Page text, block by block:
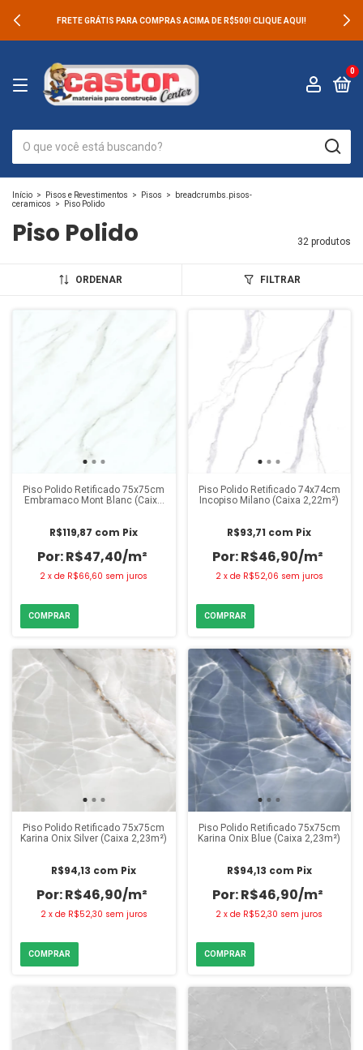
FRETE GRÁTIS PARA COMPRAS ACIMA DE R$500! CLIQUE AQUI!
0
Início > Pisos e Revestimentos > Pisos >
breadcrumbs.pisos-
ceramicos
> Piso Polido
Piso Polido 32 produtos
ORDENAR FILTRAR
Piso Polido Retificado 75x75cm
Embramaco Mont Blanc (Caixa
R$47,40/m²
R$119,87 com Pix
2 xde R$66,60 sem juros
Piso Polido Retificado 74x74cm
Incopiso Milano (Caixa 2,22m²)
R$46,90/m²
R$93,71 com Pix
2 x de R$52,06 sem juros
Piso Polido Retificado 75x75cm
Karina Onix Silver (Caixa 2,23m²)
R$46,90/m²
R$94,13 com Pix
2 x de R$52,30 sem juros
Piso Polido Retificado 75x75cm
Karina Onix Blue (Caixa 2,23m²)
R$46,90/m²
R$94,13 com Pix
2 xde R$52,30 sem juros